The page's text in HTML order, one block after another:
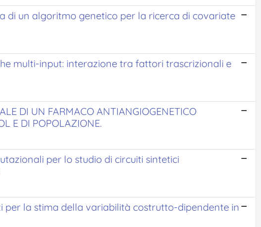
di un algoritmo genetico per la ricerca di covariate
multi-input: interazione tra fattori trascrizionali e
DI UN FARMACO ANTIANGIOGENETICO
E DI POPOLAZIONE.
per lo studio di circuiti sintetici
la stima della variabilità costrutto-dipendente in